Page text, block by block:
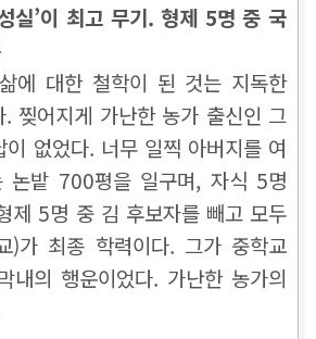
실’이 최고 무기. 형제 5명 중 국
에 대한 철학이 된 것는 지독한
. 찢어지게 가난한 농가 출신인 그
없었다. 너무 일찍 아버지를 여
논밭 700평을 일구며, 자식 5명
제 5명 중 김 후보자를 빼고 모두
)가 최종 학력이다. 그가 중학교
내의 행운이었다. 가난한 농가의